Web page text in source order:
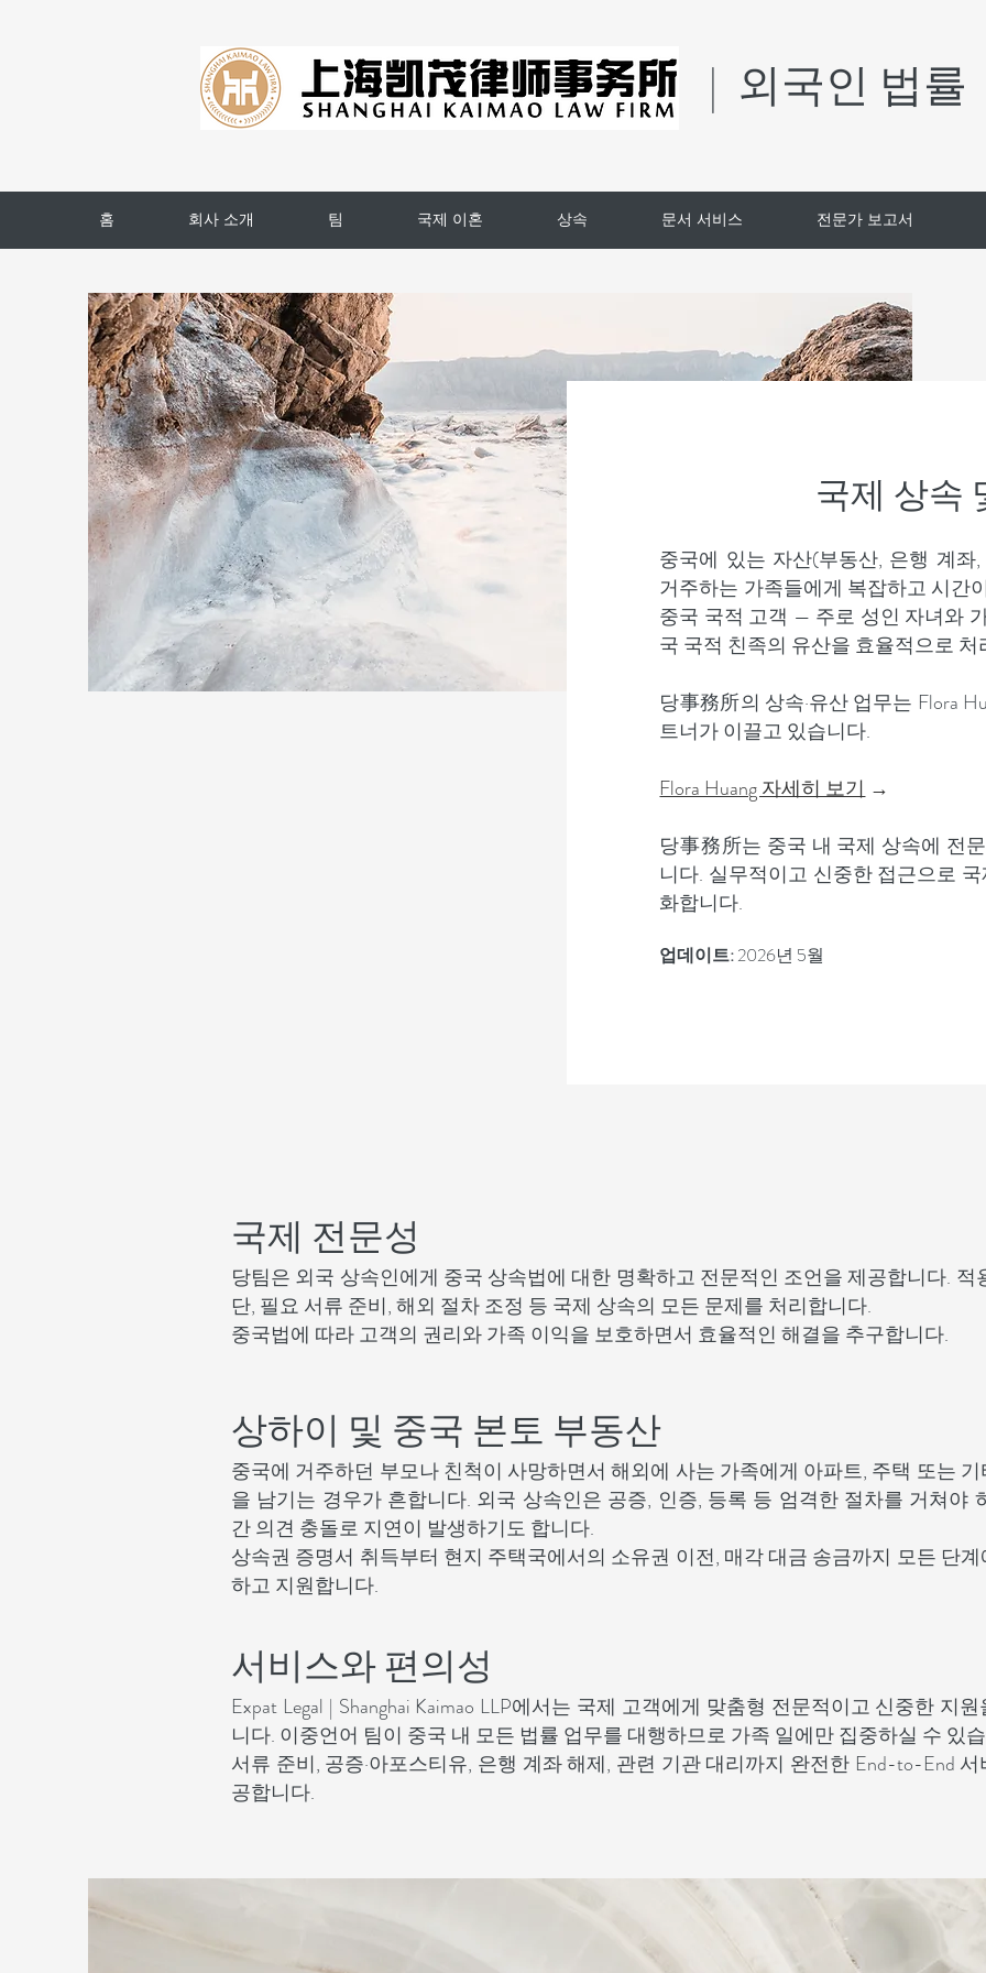
| 외국인 법률
홈 회사 소개 팀 국제 이혼 상속 문서 서비스 전문가 보고서
국제 상속
중국에 있는 자산(부동산, 은행 계
거주하는 가족들에게 복잡하고 시간
중국 국적 고객 — 주로 성인 자녀와
국 국적 친족의 유산을 효율적으로
당事務所의 상속·유산 업무는 Flora
트너가 이끌고 있습니다.
Flora Huang 자세히 보기 →
당事務所는 중국 내 국제 상속에 전
니다. 실무적이고 신중한 접근으로
화합니다.
업데이트:2026년 5월
국제 전문성
당팀은 외국 상속인에게 중국 상속법에 대한 명확하고 전문적인 조언을 제공합니다. 적
단, 필요 서류 준비, 해외 절차 조정 등 국제 상속의 모든 문제를 처리합니다.
중국법에 따라 고객의 권리와 가족 이익을 보호하면서 효율적인 해결을 추구합니다.
상하이 및 중국 본토 부동산
중국에 거주하던 부모나 친척이 사망하면서 해외에 사는 가족에게 아파트, 주택 또는
을 남기는 경우가 흔합니다. 외국 상속인은 공증, 인증, 등록 등 엄격한 절차를 거쳐야
간 의견 충돌로 지연이 발생하기도 합니다.
상속권 증명서 취득부터 현지 주택국에서의 소유권 이전, 매각 대금 송금까지 모든 단계
하고 지원합니다.
서비스와 편의성
Expat Legal | Shanghai Kaimao LLP에서는 국제 고객에게 맞춤형 전문적이고 신중한 지
니다. 이중언어 팀이 중국 내 모든 법률 업무를 대행하므로 가족 일에만 집중하실 수 있
서류 준비, 공증·아포스티유, 은행 계좌 해제, 관련 기관 대리까지 완전한 End-to-End 서
공합니다.